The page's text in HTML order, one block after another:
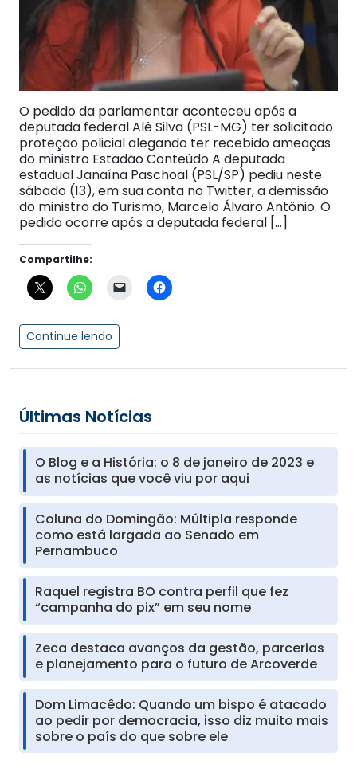
O pedido da parlamentar aconteceu após a
deputada federal Alê Silva (PSL-MG) ter solicitado
proteção policial alegando ter recebido ameaças
do ministro Estadão Conteúdo A deputada
estadual Janaína Paschoal (PSL/SP) pediu neste
sábado (13), em sua conta no Twitter, a demissão
do ministro do Turismo, Marcelo Álvaro Antônio. O
pedido ocorre após a deputada federal […]
Compartilhe:
Continue lendo
Últimas Notícias
O Blog e a História: o 8 de janeiro de 2023 e
as notícias que você viu por aqui
Coluna do Domingão: Múltipla responde
como está largada ao Senado em
Pernambuco
Raquel registra BO contra perfil que fez
“campanha do pix” em seu nome
Zeca destaca avanços da gestão, parcerias
e planejamento para o futuro de Arcoverde
Dom Limacêdo: Quando um bispo é atacado
ao pedir por democracia, isso diz muito mais
sobre o país do que sobre ele